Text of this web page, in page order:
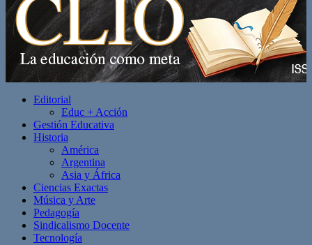
Editorial
Educ + Acción
Gestión Educativa
Historia
América
Argentina
Asia y África
Ciencias Exactas
Música y Arte
Pedagogía
Sindicalismo Docente
Tecnología